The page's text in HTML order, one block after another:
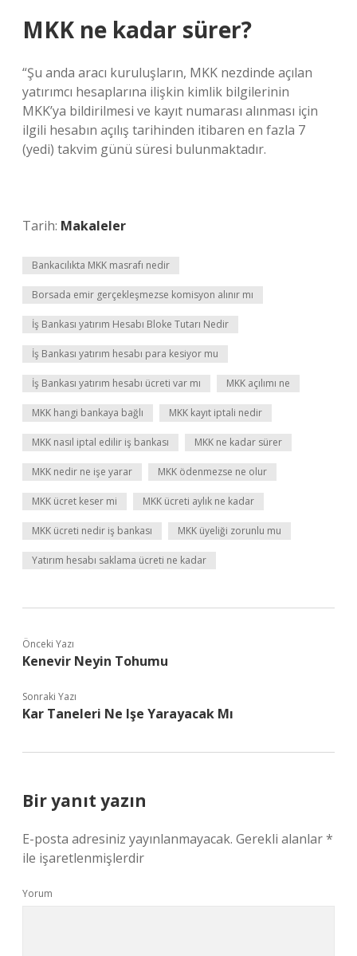
MKK ne kadar sürer?
“Şu anda aracı kuruluşların, MKK nezdinde açılan
yatırımcı hesaplarına ilişkin kimlik bilgilerinin
MKK’ya bildirilmesi ve kayıt numarası alınması için
ilgili hesabın açılış tarihinden itibaren en fazla 7
(yedi) takvim günü süresi bulunmaktadır.
Tarih: Makaleler
Bankacılıkta MKK masrafı nedir
Borsada emir gerçekleşmezse komisyon alınır mı
İş Bankası yatırım Hesabı Bloke Tutarı Nedir
İş Bankası yatırım hesabı para kesiyor mu
İş Bankası yatırım hesabı ücreti var mı MKK açılımı ne
MKK hangi bankaya bağlı MKK kayıt iptali nedir
MKK nasıl iptal edilir iş bankası MKK ne kadar sürer
MKK nedir ne işe yarar MKK ödenmezse ne olur
MKK ücret keser mi MKK ücreti aylık ne kadar
MKK ücreti nedir iş bankası MKK üyeliği zorunlu mu
Yatırım hesabı saklama ücreti ne kadar
Önceki Yazı
Kenevir Neyin Tohumu
Sonraki Yazı
Kar Taneleri Ne Işe Yarayacak Mı
Bir yanıt yazın
E-posta adresiniz yayınlanmayacak. Gerekli alanlar*
ile işaretlenmişlerdir
Yorum